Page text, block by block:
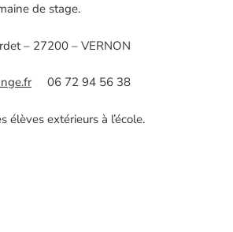
de stage.
– 27200 – VERNON
06 72 94 56 38
élèves extérieurs à l’école.